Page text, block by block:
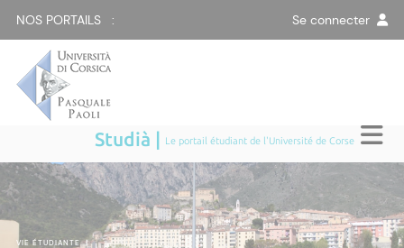
NOS PORTAILS : Se connecter
Studià | Le portail étudiant de l'Université de Corse
VIE ÉTUDIANTE|